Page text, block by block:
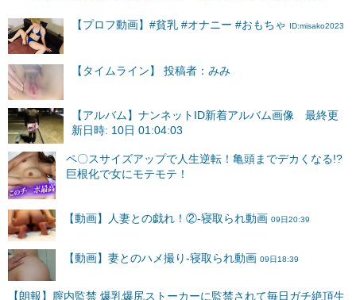
【プロフ動画】#貧乳 #オナニー #おもちゃ ID:misako2023
【タイムライン】 投稿者：みみ
【アルバム】ナンネットID新着アルバム画像 最終更
新日時: 10日 01:04:03